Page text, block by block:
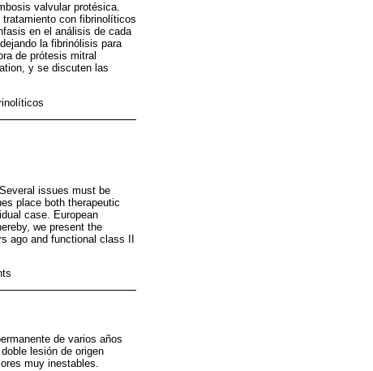
valvular protésica.
con fibrinolíticos
en el análisis de cada
la fibrinólisis para
de prótesis mitral
y se discuten las
issues must be
place both therapeutic
case. European
we present the
ago and functional class II
de varios años
lesión de origen
muy inestables.